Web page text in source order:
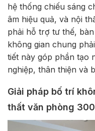
hệ thống chiếu sáng
âm hiệu quả, và nội
phải hỗ trợ tư thế,
không gian chung
tiết này góp phần tạo
nghiệp, thân thiện và
Giải pháp bố trí
thất văn phòng